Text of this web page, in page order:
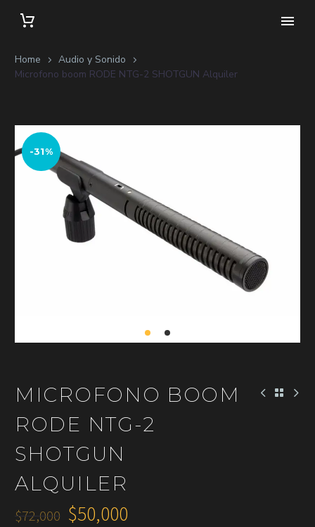
Home
Audio y Sonido
Microfono boom RODE NTG-2 SHOTGUN Alquiler
-31%
MICROFONO BOOM
RODE NTG-2
SHOTGUN
ALQUILER
$72,000 $50,000